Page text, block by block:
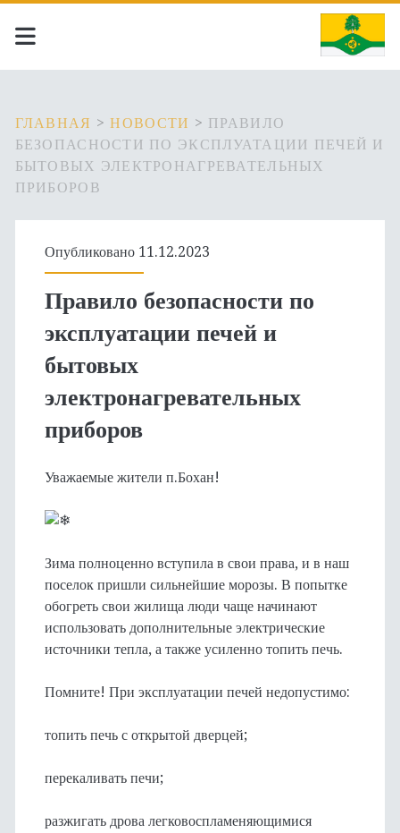
ГЛАВНАЯ >НОВОСТИ > ПРАВИЛО
БЕЗОПАСНОСТИ ПО ЭКСПЛУАТАЦИИ ПЕЧЕЙ И
БЫТОВЫХ ЭЛЕКТРОНАГРЕВАТЕЛЬНЫХ
ПРИБОРОВ
Опубликовано 11.12.2023
Правило безопасности по
эксплуатации печей и
бытовых
электронагревательных
приборов
Уважаемые жители п.Бохан!
Зима полноценно вступила в свои права, и в наш
поселок пришли сильнейшие морозы. В попытке
обогреть свои жилища люди чаще начинают
использовать дополнительные электрические
источники тепла, а также усиленно топить печь.
Помните! При эксплуатации печей недопустимо:
топить печь с открытой дверцей;
перекаливать печи;
разжигать дрова легковоспламеняющимися